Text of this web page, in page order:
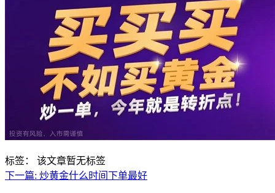
标签：
该文章暂无标签
下一篇: 炒黄金什么时间下单最好